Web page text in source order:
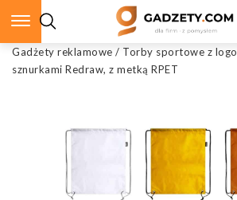
Gadżety reklamowe / Torby sportowe z logo
sznurkami Redraw, z metką RPET